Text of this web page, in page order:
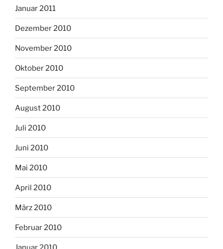
Januar 2011
Dezember 2010
November 2010
Oktober 2010
September 2010
August 2010
Juli 2010
Juni 2010
Mai 2010
April 2010
März 2010
Februar 2010